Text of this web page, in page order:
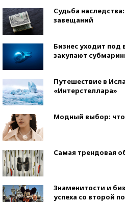
Судьба
завещаний
Бизнес уходит под
закупают
Путешествие в
«Интерстеллара»
Модный выбор: что
Самая трендовая
Знаменитости и
успеха со второй